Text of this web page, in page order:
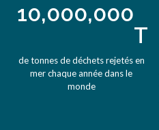
10,000,000
T
de tonnes de déchets rejetés en
mer chaque année dans le
monde